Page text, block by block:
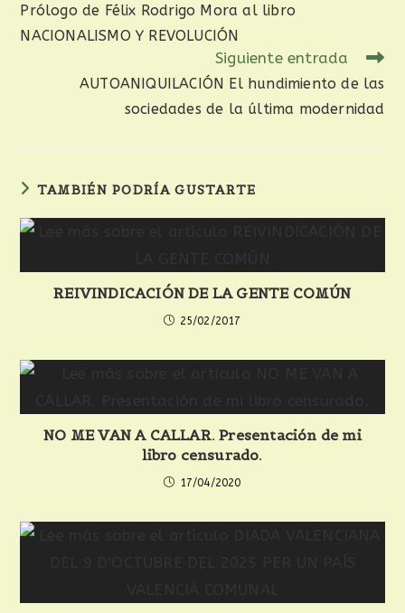
Prólogo de Félix Rodrigo Mora al libro
NACIONALISMO Y REVOLUCIÓN
Siguiente entrada
AUTOANIQUILACIÓN El hundimiento de las
sociedades de la última modernidad
TAMBIÉN PODRÍA GUSTARTE
REIVINDICACIÓN DE LA GENTE COMÚN
25/02/2017
NO ME VAN A CALLAR. Presentación de mi
libro censurado.
17/04/2020